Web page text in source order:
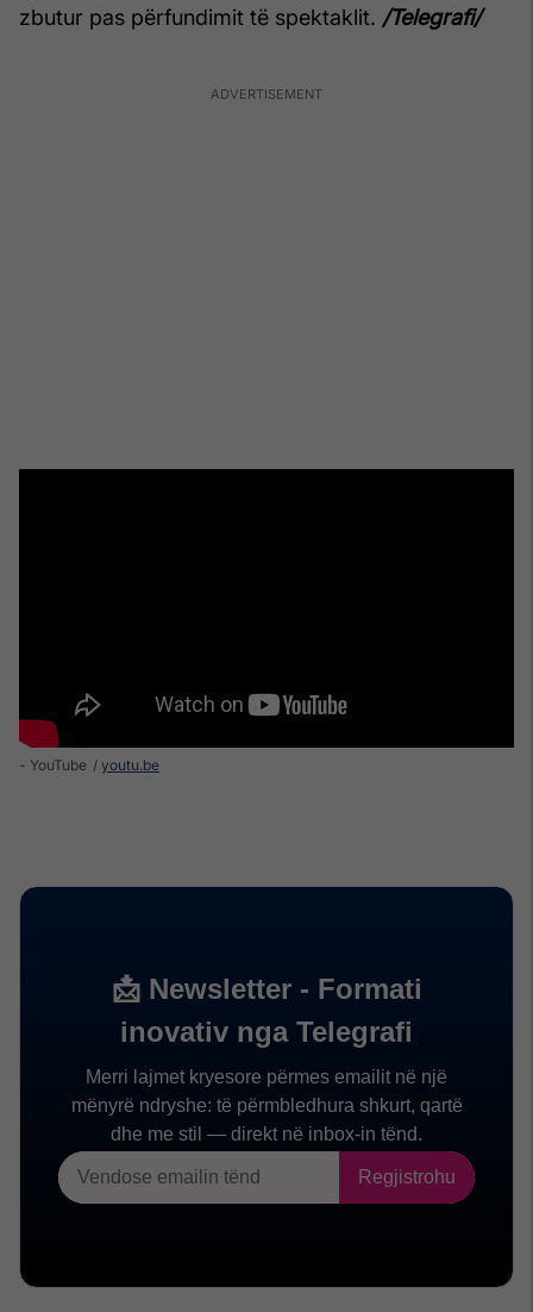
zbutur pas përfundimit të spektaklit. /Telegrafi/
- YouTube youtu.be